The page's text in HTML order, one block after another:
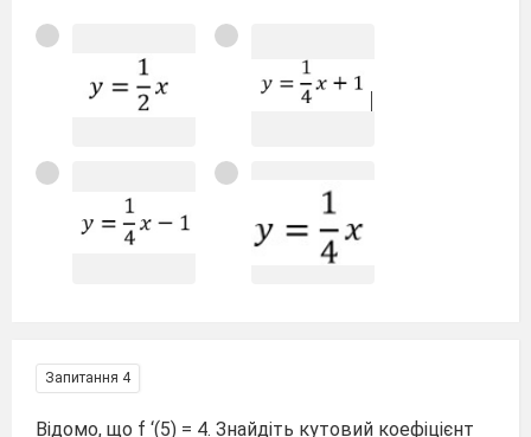
Запитання 4
Відомо, що f ‘(5) = 4. Знайдіть кутовий коефіцієнт